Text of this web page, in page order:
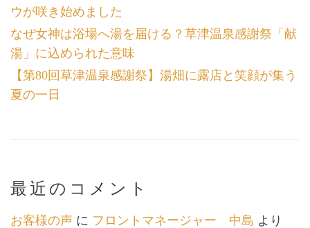
ウが咲き始めました
なぜ女神は浴場へ湯を届ける？草津温泉感謝祭「献
湯」に込められた意味
【第80回草津温泉感謝祭】湯畑に露店と笑顔が集う
夏の一日
最近のコメント
お客様の声 に フロントマネージャー 中島 より